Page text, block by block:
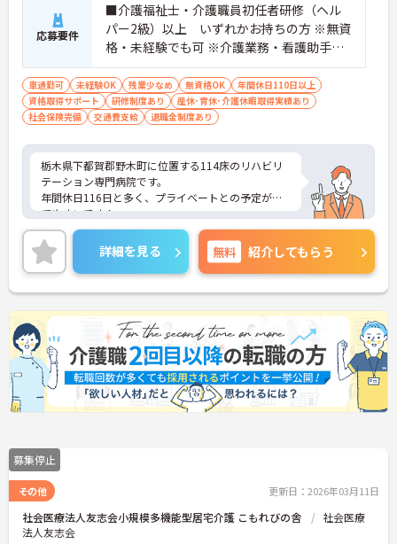
応募要件
■介護福祉士・介護職員初任者研修（ヘル
パー2級）以上 いずれかお持ちの方 ※無資
格・未経験でも可 ※介護業務・看護助手経
験者 優遇
車通勤可 未経験OK 残業少なめ 無資格OK
年間休日110日以上
資格取得サポート
研修制度あり
産休･育休･介護休暇取得実績あり
社会保険完備
交通費支給 退職金制度あり
栃木県下都賀郡野木町に位置する114床のリハビリ
テーション専門病院です。
年間休日116日と多く、プライベートとの予定が立
てやすいです！
また賞与3.50ヶ月実績と頑張りをきちんと評価して
くださいます。
ご興味のある方はお気軽にお問い合わせ下さい。
詳細を見る 無料 紹介してもらう
募集停止
その他 更新日：2026年03月11日
社会医療法人友志会小規模多機能型居宅介護 こもれびの舎
社会医療
法人友志会